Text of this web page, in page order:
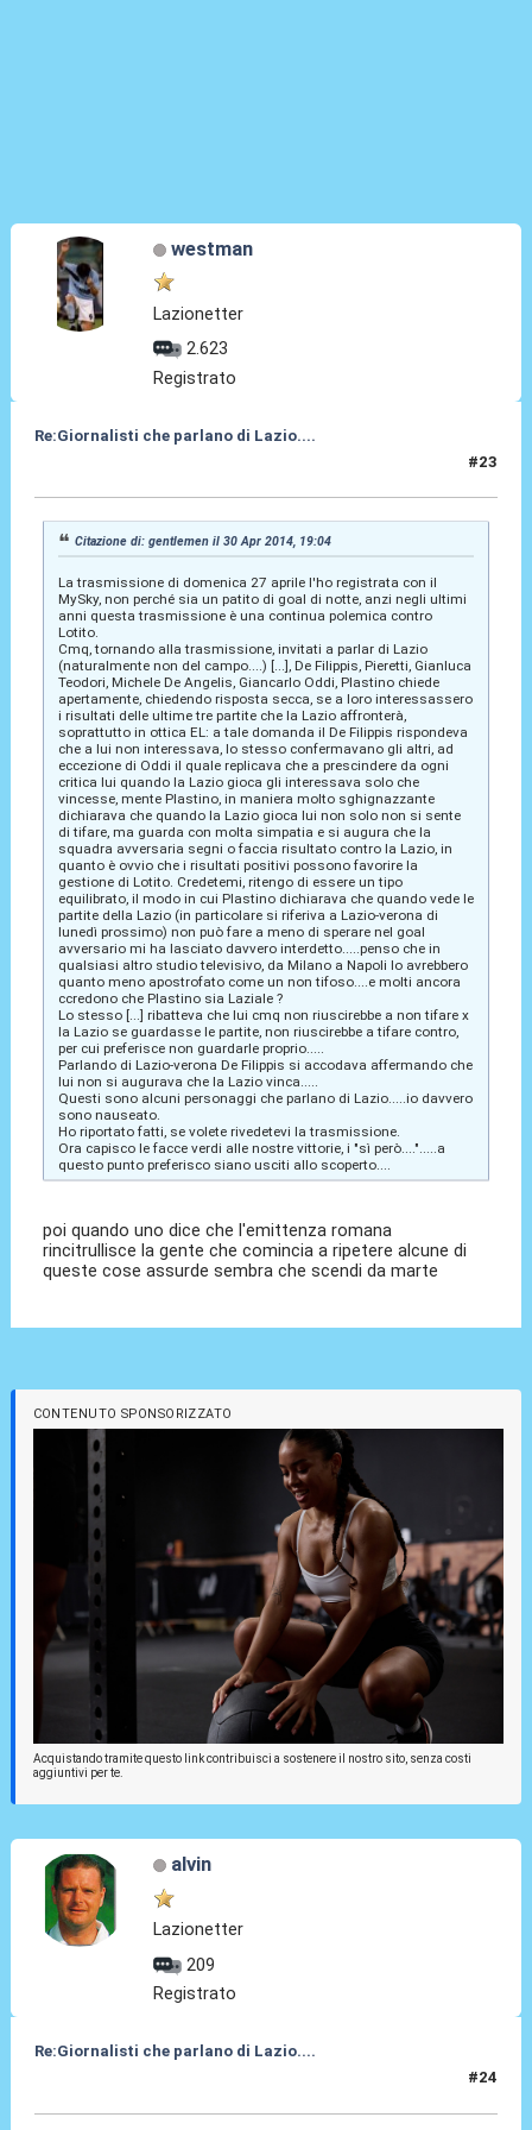
westman
Lazionetter
2.623
Registrato
Re:Giornalisti che parlano di Lazio....
#23
Citazione di: gentlemen il 30 Apr 2014, 19:04
La trasmissione di domenica 27 aprile l'ho registrata con il
MySky, non perché sia un patito di goal di notte, anzi negli ultimi
anni questa trasmissione è una continua polemica contro
Lotito.
Cmq, tornando alla trasmissione, invitati a parlar di Lazio
(naturalmente non del campo....) [...], De Filippis, Pieretti, Gianluca
Teodori, Michele De Angelis, Giancarlo Oddi, Plastino chiede
apertamente, chiedendo risposta secca, se a loro interessassero
i risultati delle ultime tre partite che la Lazio affronterà,
soprattutto in ottica EL: a tale domanda il De Filippis rispondeva
che a lui non interessava, lo stesso confermavano gli altri, ad
eccezione di Oddi il quale replicava che a prescindere da ogni
critica lui quando la Lazio gioca gli interessava solo che
vincesse, mente Plastino, in maniera molto sghignazzante
dichiarava che quando la Lazio gioca lui non solo non si sente
di tifare, ma guarda con molta simpatia e si augura che la
squadra avversaria segni o faccia risultato contro la Lazio, in
quanto è ovvio che i risultati positivi possono favorire la
gestione di Lotito. Credetemi, ritengo di essere un tipo
equilibrato, il modo in cui Plastino dichiarava che quando vede le
partite della Lazio (in particolare si riferiva a Lazio-verona di
lunedì prossimo) non può fare a meno di sperare nel goal
avversario mi ha lasciato davvero interdetto.....penso che in
qualsiasi altro studio televisivo, da Milano a Napoli lo avrebbero
quanto meno apostrofato come un non tifoso....e molti ancora
ccredono che Plastino sia Laziale ?
Lo stesso [...] ribatteva che lui cmq non riuscirebbe a non tifare x
la Lazio se guardasse le partite, non riuscirebbe a tifare contro,
per cui preferisce non guardarle proprio.....
Parlando di Lazio-verona De Filippis si accodava affermando che
lui non si augurava che la Lazio vinca.....
Questi sono alcuni personaggi che parlano di Lazio.....io davvero
sono nauseato.
Ho riportato fatti, se volete rivedetevi la trasmissione.
Ora capisco le facce verdi alle nostre vittorie, i "sì però....".....a
questo punto preferisco siano usciti allo scoperto....
poi quando uno dice che l'emittenza romana
rincitrullisce la gente che comincia a ripetere alcune di
queste cose assurde sembra che scendi da marte
CONTENUTO SPONSORIZZATO
Acquistando tramite questo link contribuisci a sostenere il nostro sito, senza costi
aggiuntivi per te.
alvin
Lazionetter
209
Registrato
Re:Giornalisti che parlano di Lazio....
#24